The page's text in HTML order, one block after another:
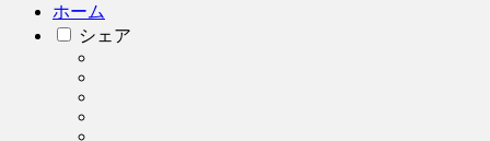
ホーム
シェア